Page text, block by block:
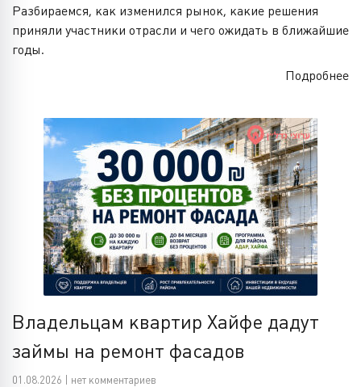
Разбираемся, как изменился рынок, какие решения
приняли участники отрасли и чего ожидать в ближайшие
годы.
Подробнее
Владельцам квартир Хайфе дадут
займы на ремонт фасадов
01.08.2026 | нет комментариев